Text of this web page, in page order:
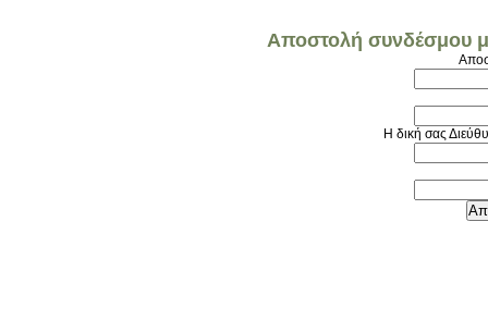
Αποστολή συνδέσμου
Η δική σας